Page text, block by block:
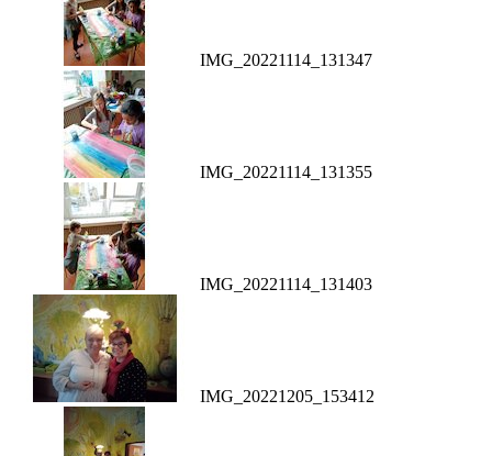
IMG_20221114_131347
IMG_20221114_131355
IMG_20221114_131403
IMG_20221205_153412